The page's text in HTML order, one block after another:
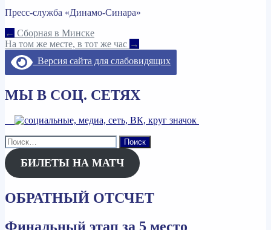
Пресс-служба «Динамо-Синара»
Навигация
по
записям
← Сборная в Минске
На том же месте, в тот же час →
Версия сайта для слабовидящих
МЫ В СОЦ. СЕТЯХ
Найти:
БИЛЕТЫ НА МАТЧ
ОБРАТНЫЙ ОТСЧЕТ
Финальный этап за 5 место